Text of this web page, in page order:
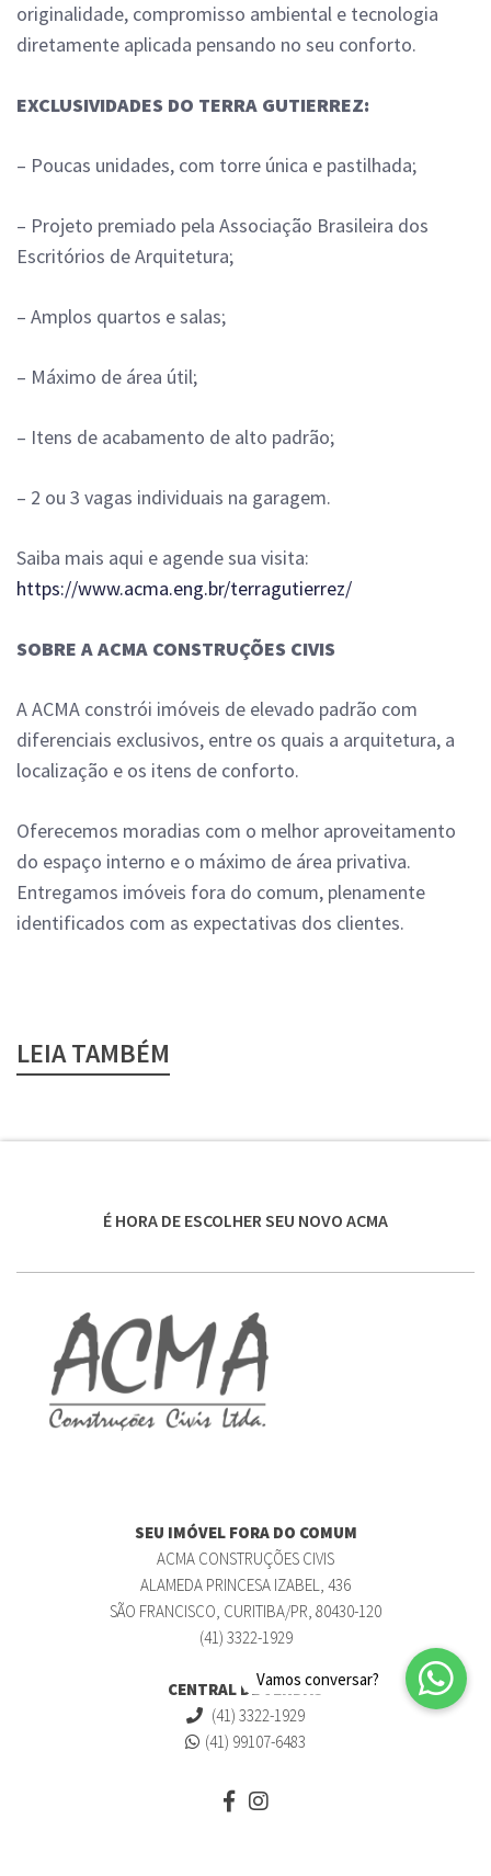
originalidade, compromisso ambiental e tecnologia
diretamente aplicada pensando no seu conforto.
EXCLUSIVIDADES DO TERRA GUTIERREZ:
– Poucas unidades, com torre única e pastilhada;
– Projeto premiado pela Associação Brasileira dos
Escritórios de Arquitetura;
– Amplos quartos e salas;
– Máximo de área útil;
– Itens de acabamento de alto padrão;
– 2 ou 3 vagas individuais na garagem.
Saiba mais aqui e agende sua visita:
https://www.acma.eng.br/terragutierrez/
SOBRE A ACMA CONSTRUÇÕES CIVIS
A ACMA constrói imóveis de elevado padrão com
diferenciais exclusivos, entre os quais a arquitetura, a
localização e os itens de conforto.
Oferecemos moradias com o melhor aproveitamento
do espaço interno e o máximo de área privativa.
Entregamos imóveis fora do comum, plenamente
identificados com as expectativas dos clientes.
LEIA TAMBÉM
É HORA DE ESCOLHER SEU NOVO ACMA
SEU IMÓVEL FORA DO COMUM
ACMA CONSTRUÇÕES CIVIS
ALAMEDA PRINCESA IZABEL, 436
SÃO FRANCISCO, CURITIBA/PR, 80430-120
(41) 3322-1929
CENTRAL DE VENDAS
(41) 3322-1929
(41) 99107-6483